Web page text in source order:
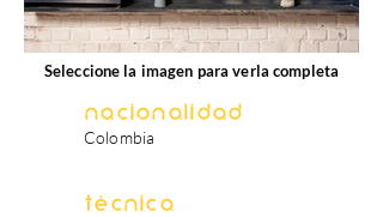
Seleccione la imagen para verla completa
Nacionalidad
Colombia
Técnica